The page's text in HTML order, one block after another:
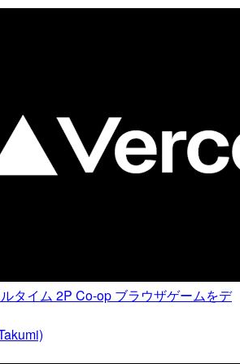
タイム 2P Co-op ブラウザゲームをデ